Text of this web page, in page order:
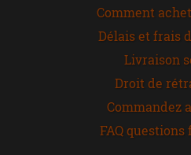
Comment
Délais et frais
Livraison
Droit de
Commandez
FAQ